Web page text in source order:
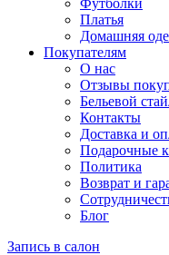
Футболки
Платья
Домашняя
Покупателям
О нас
Отзывы
Бельевой
Контакты
Доставка и
Подарочные
Политика
Возврат и
Блог
Запись в салон